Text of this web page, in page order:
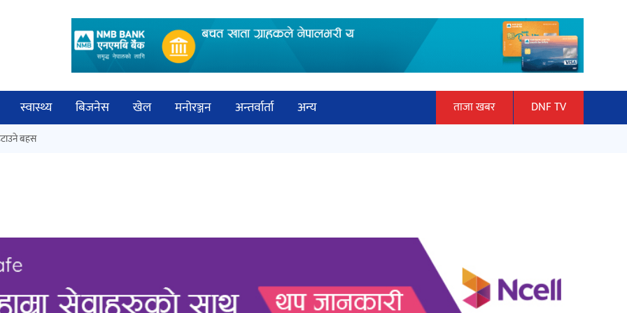
स्वास्थ्य बिजनेस खेल मनोरञ्जन अन्तर्वार्ता
अन्य
ताजा खबर DNF TV
औपचारिक सेवा सञ्चालनमा
हलमा छैन ‘गौँथली’को टिकट
बहस